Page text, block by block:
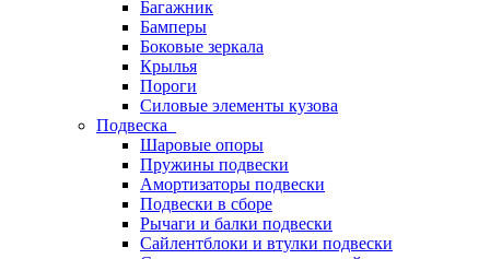
Багажник
Бамперы
Боковые зеркала
Крылья
Пороги
Силовые элементы кузова
Подвеска
Шаровые опоры
Пружины подвески
Амортизаторы подвески
Подвески в сборе
Рычаги и балки подвески
Сайлентблоки и втулки подвески